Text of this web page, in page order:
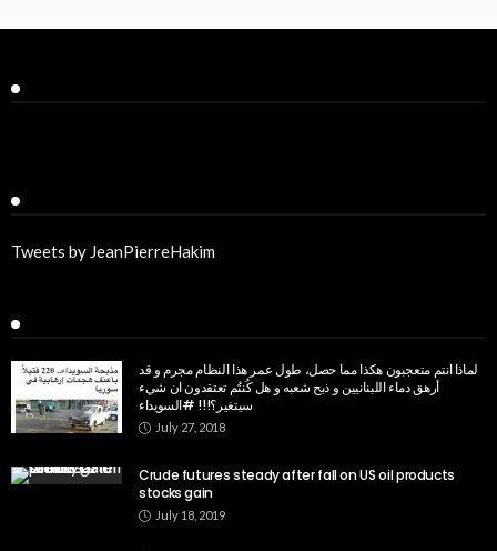
Tweets by JeanPierreHakim
لماذا انتم متعجبون هكذا مما حصل، طول عمر هذا النظام مجرم و قد
أرهق دماء اللبنانيين و ذبح شعبه و هل كُنتُم تعتقدون ان شيء
سيتغير؟!!! #السويداء
July 27, 2018
Crude futures steady after fall on US oil products
stocks gain
July 18, 2019